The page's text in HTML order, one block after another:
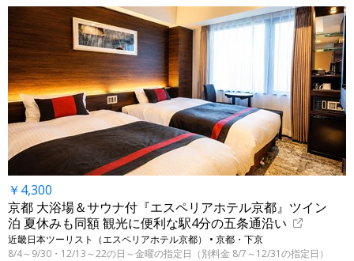
￥4,300
京都 大浴場＆サウナ付『エスペリアホテル京都』ツイン
泊 夏休みも同額 観光に便利な駅4分の五条通沿い
近畿日本ツーリスト（エスペリアホテル京都） • 京都・下京
8/4～9/30・12/13～22の日～金曜の指定日（別料金 8/7～12/31の指定日）